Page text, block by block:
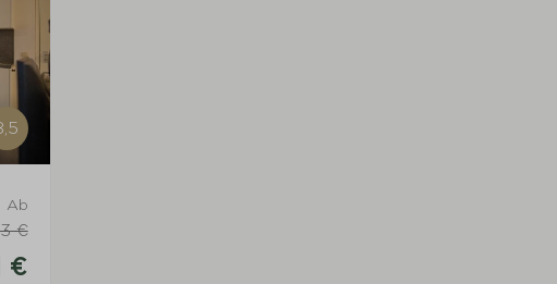
Ab
€
€